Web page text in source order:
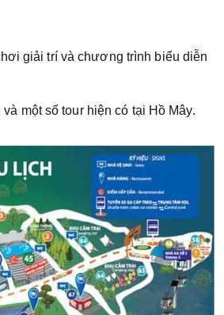
giải trí và chương trình biểu diễn
một số tour hiện có tại Hồ Mây.